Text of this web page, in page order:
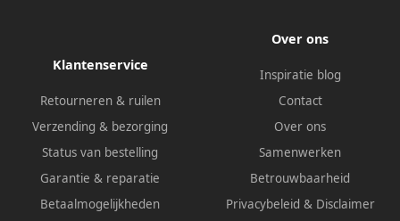
Klantenservice
Retourneren & ruilen
Verzending & bezorging
Status van bestelling
Garantie & reparatie
Betaalmogelijkheden
Over ons
Inspiratie blog
Contact
Over ons
Samenwerken
Betrouwbaarheid
Privacybeleid & Disclaimer